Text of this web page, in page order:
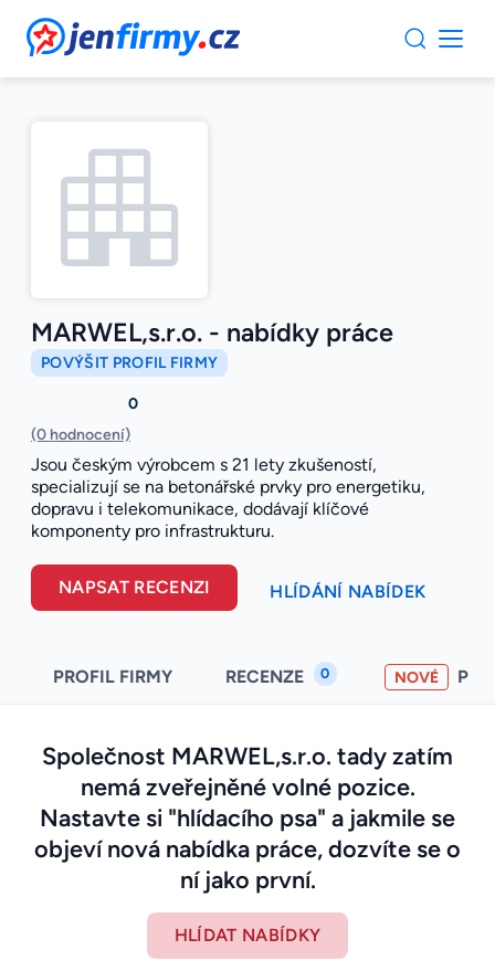
JenFirmy.cz
MARWEL,s.r.o. - nabídky práce
POVÝŠIT PROFIL FIRMY
0
(0 hodnocení)
Jsou českým výrobcem s 21 lety zkušeností,
specializují se na betonářské prvky pro energetiku,
dopravu i telekomunikace, dodávají klíčové
komponenty pro infrastrukturu.
NAPSAT RECENZI HLÍDÁNÍ NABÍDEK
PROFIL FIRMY RECENZE 0 NOVÉ
Společnost MARWEL,s.r.o. tady zatím
nemá zveřejněné volné pozice.
Nastavte si "hlídacího psa" a jakmile se
objeví nová nabídka práce, dozvíte se o
ní jako první.
HLÍDAT NABÍDKY